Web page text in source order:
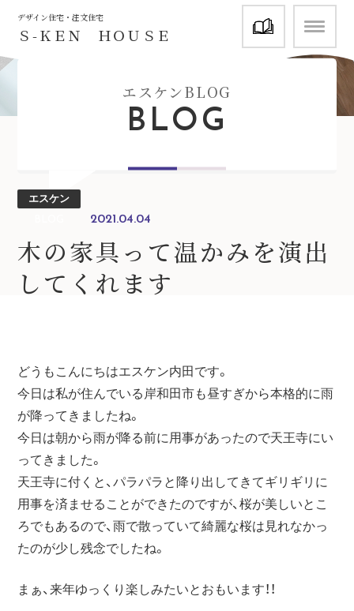
デザイン住宅・注文住宅
Ｓ-ＫＥＮ ＨＯＵＳＥ
資料請求
エスケンBLOG
BLOG
エスケン
2021.04.04
木の家具って温かみを演出
してくれます
どうもこんにちはエスケン内田です。
今日は私が住んでいる岸和田市も昼すぎから本格的に雨
が降ってきましたね。
今日は朝から雨が降る前に用事があったので天王寺にい
ってきました。
天王寺に付くと、パラパラと降り出してきてギリギリに
用事を済ませることができたのですが、桜が美しいとこ
ろでもあるので、雨で散っていて綺麗な桜は見れなかっ
たのが少し残念でしたね。
まぁ、来年ゆっくり楽しみたいとおもいます！！